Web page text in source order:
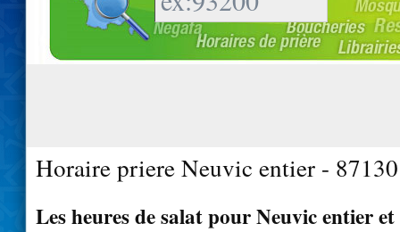
Horaire priere Neuvic entier - 87130
Les heures de salat pour Neuvic entier et